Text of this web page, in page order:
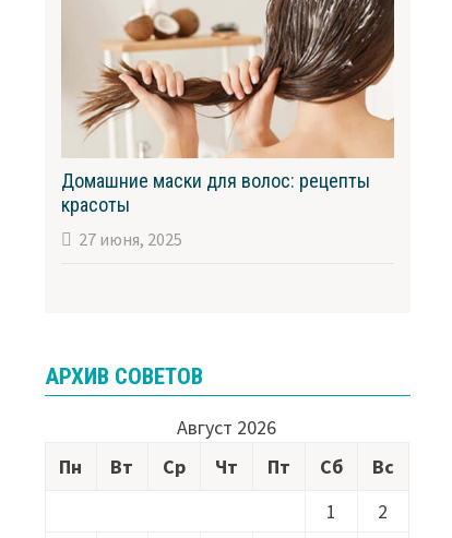
Домашние маски для волос: рецепты
красоты
27 июня, 2025
АРХИВ СОВЕТОВ
Август 2026
Пн
Вт Ср Чт Пт Сб
Вс
1
2